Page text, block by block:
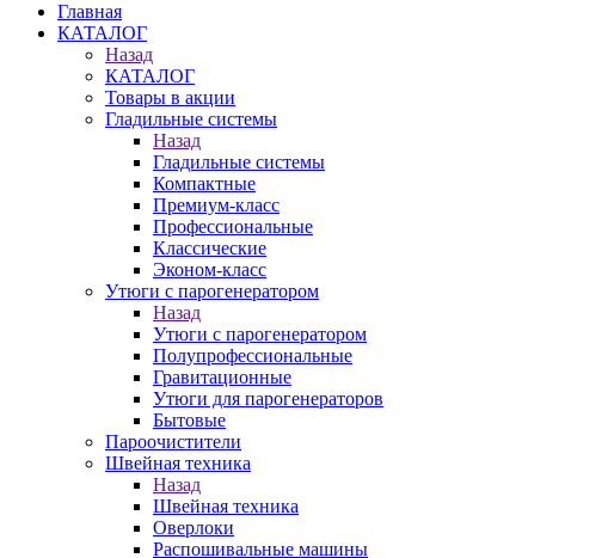
Главная
КАТАЛОГ
Назад
КАТАЛОГ
Товары в акции
Гладильные системы
Назад
Гладильные системы
Компактные
Премиум-класс
Профессиональные
Классические
Эконом-класс
Утюги с парогенератором
Назад
Утюги с парогенератором
Полупрофессиональные
Гравитационные
Утюги для парогенераторов
Бытовые
Пароочистители
Швейная техника
Назад
Швейная техника
Оверлоки
Распошивальные машины